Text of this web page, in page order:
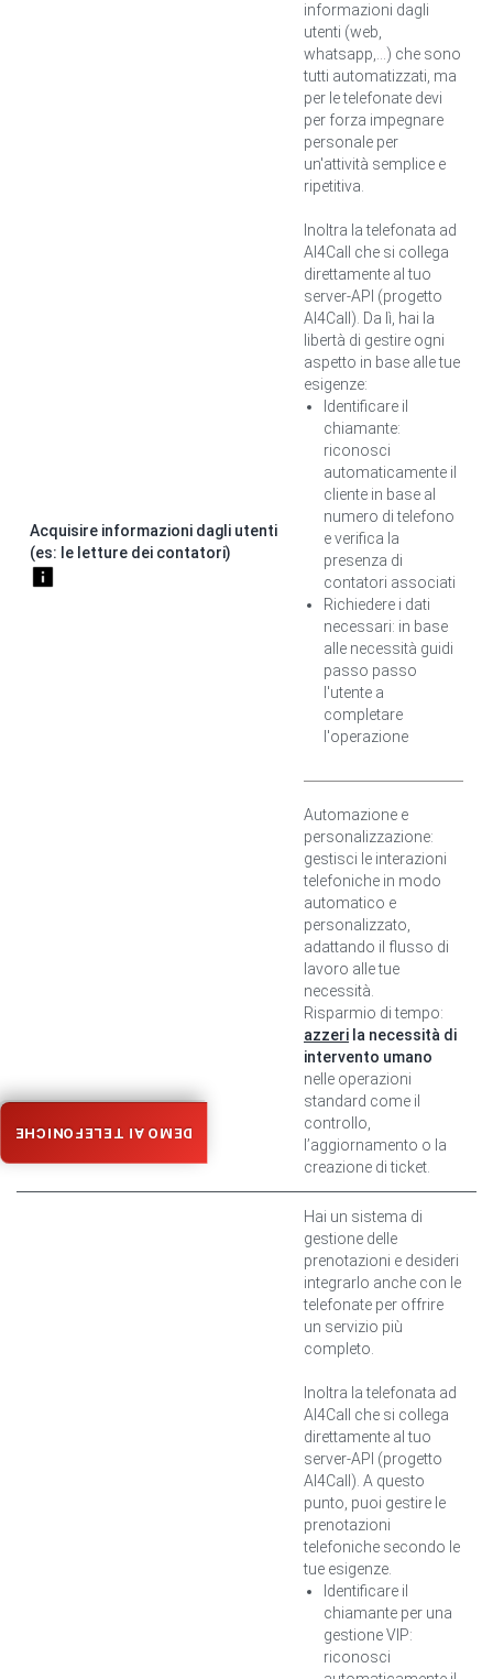
Acquisire informazioni dagli utenti
(es: le letture dei contatori)
informazioni dagli
utenti (web,
whatsapp,...) che sono
tutti automatizzati, ma
per le telefonate devi
per forza impegnare
personale per
un'attività semplice e
ripetitiva.
Inoltra la telefonata ad
AI4Call che si collega
direttamente al tuo
server-API (progetto
AI4Call). Da lì, hai la
libertà di gestire ogni
aspetto in base alle tue
esigenze:
Identificare il
chiamante:
riconosci
automaticamente il
cliente in base al
numero di telefono
e verifica la
presenza di
contatori associati
Richiedere i dati
necessari: in base
alle necessità guidi
passo passo
l'utente a
completare
l'operazione
Automazione e
personalizzazione:
gestisci le interazioni
telefoniche in modo
automatico e
personalizzato,
adattando il flusso di
lavoro alle tue
necessità.
Risparmio di tempo:
azzeri la necessità di
intervento umano
nelle operazioni
standard come il
controllo,
l’aggiornamento o la
creazione di ticket.
Hai un sistema di
gestione delle
prenotazioni e desideri
integrarlo anche con le
telefonate per offrire
un servizio più
completo.
Inoltra la telefonata ad
AI4Call che si collega
direttamente al tuo
server-API (progetto
AI4Call). A questo
punto, puoi gestire le
prenotazioni
telefoniche secondo le
tue esigenze.
Identificare il
chiamante per una
gestione VIP:
riconosci
DEMO AI TELEFONICHE